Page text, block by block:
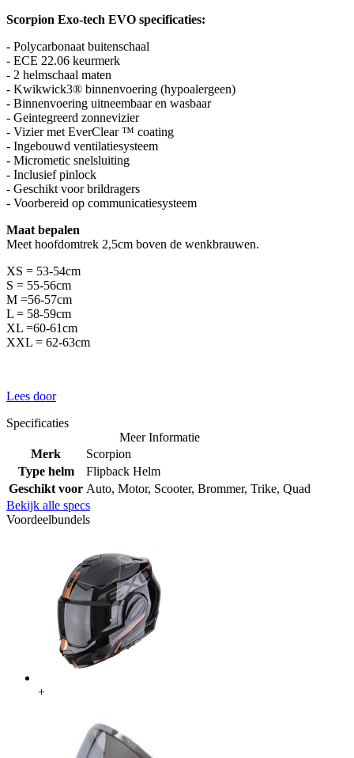
Scorpion Exo-tech EVO specificaties:
- Polycarbonaat buitenschaal
- ECE 22.06 keurmerk
- 2 helmschaal maten
- Kwikwick3® binnenvoering (hypoalergeen)
- Binnenvoering uitneembaar en wasbaar
- Geintegreerd zonnevizier
- Vizier met EverClear ™ coating
- Ingebouwd ventilatiesysteem
- Micrometic snelsluiting
- Inclusief pinlock
- Geschikt voor brildragers
- Voorbereid op communicatiesysteem
Maat bepalen
Meet hoofdomtrek 2,5cm boven de wenkbrauwen.
XS = 53-54cm
S = 55-56cm
M =56-57cm
L = 58-59cm
XL =60-61cm
XXL = 62-63cm
Lees door
Specificaties
Meer Informatie
Merk
Scorpion
Type helm
Flipback Helm
Geschikt voor Auto, Motor, Scooter, Brommer, Trike, Quad
Bekijk alle specs
Voordeelbundels
+